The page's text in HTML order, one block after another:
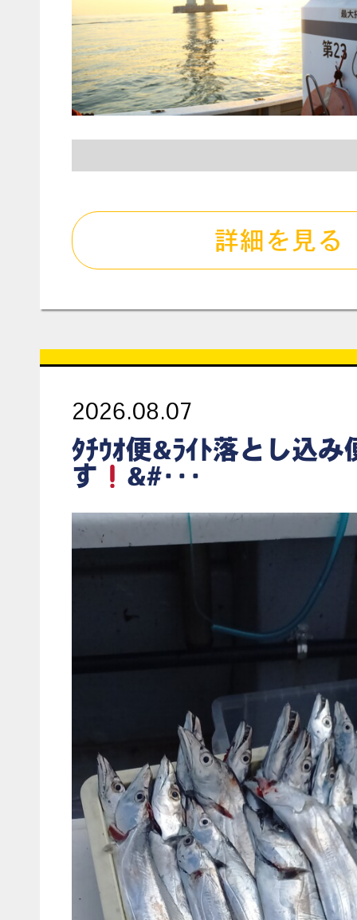
詳細を見る
2026.08.07
ﾀﾁｳｵ便&ﾗｲﾄ落とし込み
す
&#･･･